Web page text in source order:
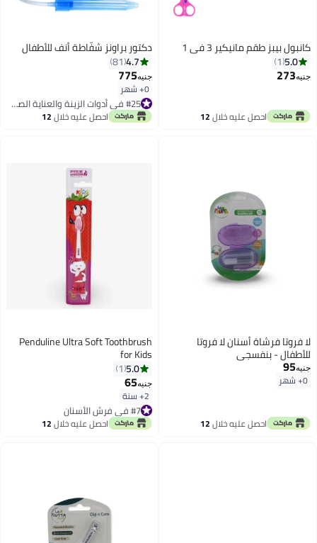
كانبول بيبز طقم مانيكير 3 في 1
5.0
1
جنيه273
احصل عليه خلال12
دكتور براونز شفّاطة أنف للأطفال
4.7
81
جنيه775
0+ شهر
#25 في أدوات الزينة والعناية الصحية
احصل عليه خلال12
لا فروتا فرشاة أسنان لا فروتا
للأطفال - بنفسجي
جنيه95
0+ شهر
احصل عليه خلال12
Penduline Ultra Soft Toothbrush
for Kids
5.0
1
جنيه65
2+ سنة
#7 في فرش الأسنان
#7 في فرش الأسنان احصل عليه خلال12